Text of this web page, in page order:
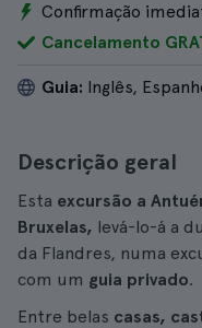
Confirmação
Cancelamento
Guia: Inglês,
Descrição geral
Esta excursão a
Bruxelas, levá-lo-á a
da Flandres, numa
com um guia privado.
Entre belas casas,